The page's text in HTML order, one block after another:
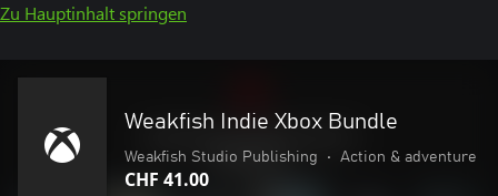
Zu Hauptinhalt springen
Weakfish Indie Xbox Bundle
Weakfish Studio Publishing • Action & adventure
CHF 41.00